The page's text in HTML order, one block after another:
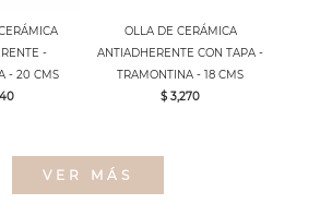
-
- 20 CMS
OLLA DE CERÁMICA
ANTIADHERENTE CON TAPA -
TRAMONTINA - 18 CMS
$ 3,270
VER MÁS